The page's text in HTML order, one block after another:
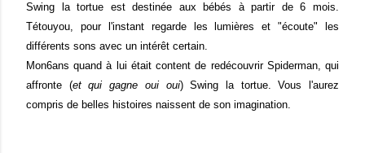
Swing la tortue est destinée aux bébés à partir de 6 mois.
Tétouyou, pour l'instant regarde les lumières et "écoute" les
différents sons avec un intérêt certain.
Mon6ans quand à lui était content de redécouvrir Spiderman, qui
affronte (et qui gagne oui oui) Swing la tortue. Vous l'aurez
compris de belles histoires naissent de son imagination.